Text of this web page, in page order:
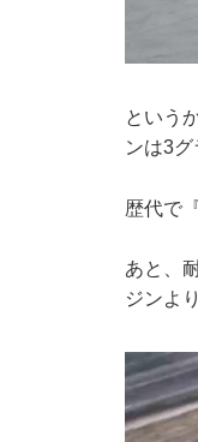
という
ンは3
歴代で
あと、
ジンよ